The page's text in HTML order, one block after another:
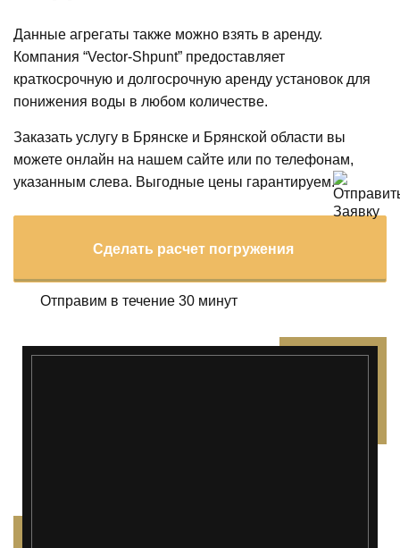
Данные агрегаты также можно взять в аренду.
Компания “Vector-Shpunt” предоставляет
краткосрочную и долгосрочную аренду установок для
понижения воды в любом количестве.
Заказать услугу в Брянске и Брянской области вы
можете онлайн на нашем сайте или по телефонам,
указанным слева. Выгодные цены гарантируем.
Сделать расчет погружения
Отправим в течение 30 минут